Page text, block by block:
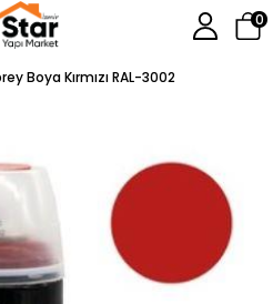
0
Boya Kırmızı RAL-3002